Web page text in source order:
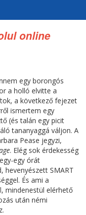
online
egy borongós
a holló elvitte a
a következő fejezet
ismertem egy
(és talán egy picit
tananyaggá váljon. A
Pease jegyzi,
. Elég sok érdekesség
egy órát
hevenyészett SMART
És ami a
mindenestül elérhető
után némi